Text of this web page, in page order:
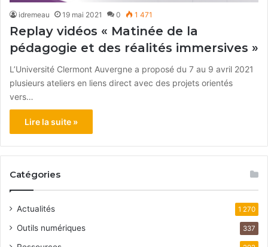
idremeau 19 mai 2021 0 1 471
Replay vidéos « Matinée de la
pédagogie et des réalités immersives »
L’Université Clermont Auvergne a proposé du 7 au 9 avril 2021
plusieurs ateliers en liens direct avec des projets orientés
vers…
Lire la suite »
Catégories
Actualités 1 270
Outils numériques 337